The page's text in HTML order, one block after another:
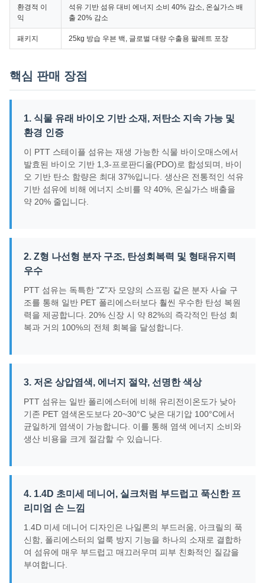
환경적 이
익
석유 기반 섬유 대비 에너지 소비 40% 감소, 온실가스 배
출 20% 감소
패키지 25kg 방습 우븐 백, 글로벌 대량 수출용 팔레트 포장
핵심 판매 장점
1. 식물 유래 바이오 기반 소재, 저탄소 지속 가능 및
환경 인증
이 PTT 스테이플 섬유는 재생 가능한 식물 바이오매스에서
발효된 바이오 기반 1,3-프로판디올(PDO)로 합성되며, 바이
오 기반 탄소 함량은 최대 37%입니다. 생산은 전통적인 석유
기반 섬유에 비해 에너지 소비를 약 40%, 온실가스 배출을
약 20% 줄입니다.
2. Z형 나선형 분자 구조, 탄성회복력 및 형태유지력
우수
PTT 섬유는 독특한 "Z"자 모양의 스프링 같은 분자 사슬 구
조를 통해 일반 PET 폴리에스터보다 훨씬 우수한 탄성 복원
력을 제공합니다. 20% 신장 시 약 82%의 즉각적인 탄성 회
복과 거의 100%의 전체 회복을 달성합니다.
3. 저온 상압염색, 에너지 절약, 선명한 색상
PTT 섬유는 일반 폴리에스터에 비해 유리전이온도가 낮아
기존 PET 염색온도보다 20~30°C 낮은 대기압 100°C에서
균일하게 염색이 가능합니다. 이를 통해 염색 에너지 소비와
생산 비용을 크게 절감할 수 있습니다.
4. 1.4D 초미세 데니어, 실크처럼 부드럽고 푹신한 프
리미엄 손 느낌
1.4D 미세 데니어 디자인은 나일론의 부드러움, 아크릴의 푹
신함, 폴리에스터의 얼룩 방지 기능을 하나의 소재로 결합하
여 섬유에 매우 부드럽고 매끄러우며 피부 친화적인 질감을
부여합니다.